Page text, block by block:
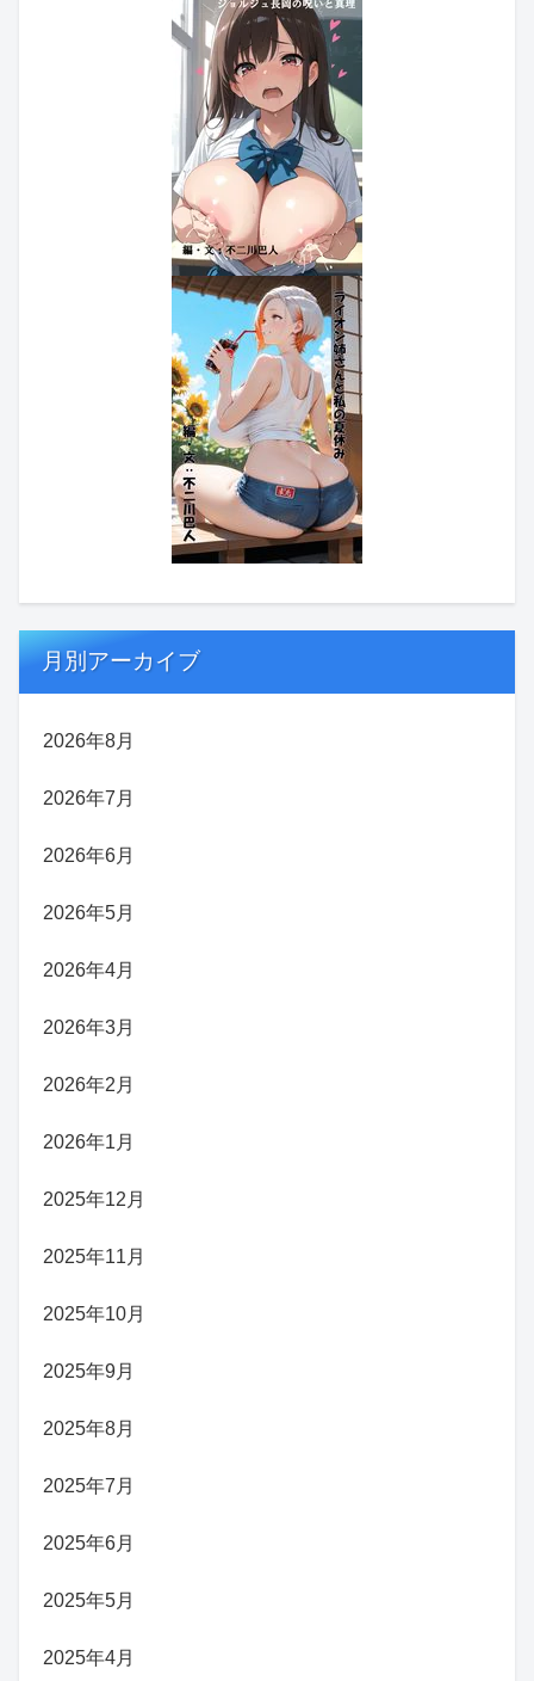
月別アーカイブ
2026年8月
2026年7月
2026年6月
2026年5月
2026年4月
2026年3月
2026年2月
2026年1月
2025年12月
2025年11月
2025年10月
2025年9月
2025年8月
2025年7月
2025年6月
2025年5月
2025年4月